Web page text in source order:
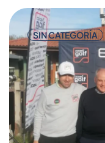
SIN CATEGORÍA